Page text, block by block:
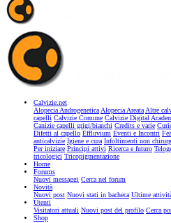
Calvizie.net
Alopecia AndrogeneticaAlopecia AreataAltre
capelli Calvizie Comune Calvizie Digital
Canizie capelli grigi/bianchi Credits e varie
Difetti al capello Effluvium Eventi e Incontri
anticalvizie Igiene e cura Infoltimenti non
Per iniziare Principi attivi Ricerca e futuro
tricologici Tricopigmentazione
Home
Forums
Nuovi messaggi Cerca nel forum
Novità
Nuovi post Nuovi stati in bacheca Ultime
Utenti
Visitatori attuali Nuovi post del profilo Cerca
Shop